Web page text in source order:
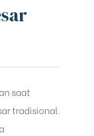
saat
tradisional.